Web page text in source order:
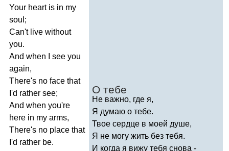
Your heart is in my
soul ;
Can't live without
you.
And when see you
again,
There's no face that
I'd rather see;
And when you're
here in my arms,
There's no place that
I'd rather be.
О тебе
Не важно, где я,
Я думаю о тебе.
Твое сердце в моей душе,
Я не могу жить без тебя.
И когда я вижу тебя снова -